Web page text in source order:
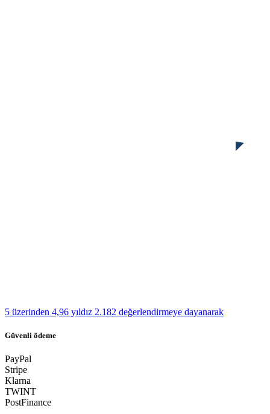
5 üzerinden 4,96 yıldız 2.182 değerlendirmeye dayanarak
Güvenli ödeme
PayPal
Stripe
Klarna
TWINT
PostFinance